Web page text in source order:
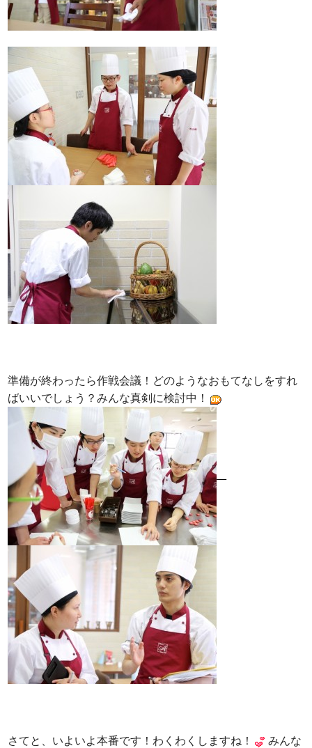
準備が終わったら作戦会議！どのようなおもてなしをすれ
ばいいでしょう？みんな真剣に検討中！
さてと、いよいよ本番です！わくわくしますね！
みんな